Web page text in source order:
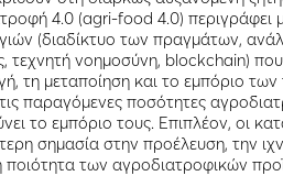
4.0 (agri-food 4.0) περιγράφει
(διαδίκτυο των πραγμάτων,
τεχνητή νοημοσύνη, blockchain)
τη μεταποίηση και το εμπόριο των
παραγόμενες ποσότητες
το εμπόριο τους. Επιπλέον, οι
σημασία στην προέλευση, την
των αγροδιατροφικών